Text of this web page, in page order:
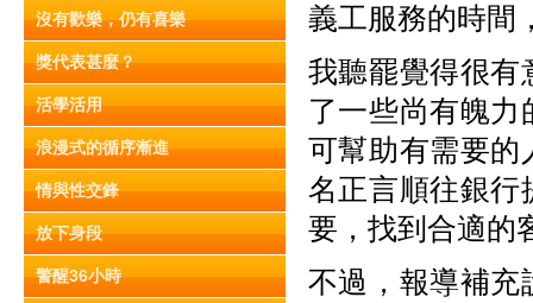
沒有歡樂，仍有喜樂
獎代表甚麼？
活學活用
浪漫式的循序漸進
情與性交鋒
放下身段
警醒36小時
義工服務的時間
我聽罷覺得很有
了一些尚有魄
可幫助有需要的
名正言順往銀行
要，找到合適的
不過，報導補充